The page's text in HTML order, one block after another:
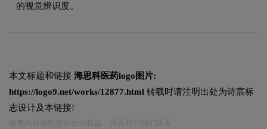
的视觉辨识度。
本文标题和链接 海思科医药logo图片:
https://logo9.net/works/12877.html 转载时请注明出处为诗宸标
志设计及本链接!